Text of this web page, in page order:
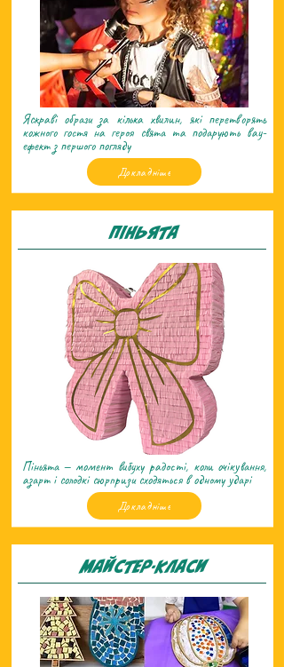
Яскраві образи за кілька хвилин, які перетворять
кожного гостя на героя свята та подарують вау-
ефект з першого погляду
Докладніше
Пiньята
Піньята — момент вибуху радості, коли очікування,
азарт і солодкі сюрпризи сходяться в одному ударі
Докладніше
Майстер-класи